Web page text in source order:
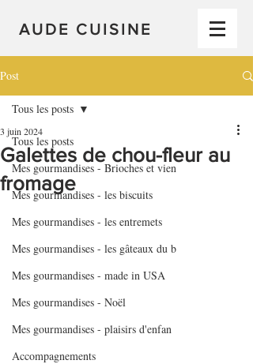
AUDE CUISINE
Post
Tous les posts
Mes gourmandises - Brioches et vien
Mes gourmandises - les biscuits
Mes gourmandises - les entremets
Mes gourmandises - les gâteaux du b
Mes gourmandises - made in USA
Mes gourmandises - Noël
Mes gourmandises - plaisirs d'enfan
Accompagnements
Tous les posts
Galettes de chou-fleur au
fromage
3 juin 2024